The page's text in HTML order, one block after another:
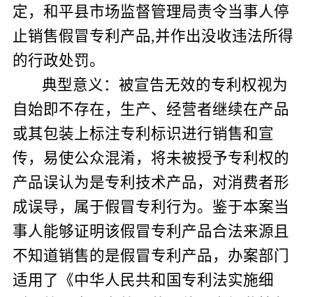
定，和平县市场监督管理局责令当事人停
止销售假冒专利产品,并作出没收违法所得
的行政处罚。
典型意义：被宣告无效的专利权视为
自始即不存在，生产、经营者继续在产品
或其包装上标注专利标识进行销售和宣
传，易使公众混淆，将未被授予专利权的
产品误认为是专利技术产品，对消费者形
成误导，属于假冒专利行为。鉴于本案当
事人能够证明该假冒专利产品合法来源且
不知道销售的是假冒专利产品，办案部门
适用了《中华人民共和国专利法实施细